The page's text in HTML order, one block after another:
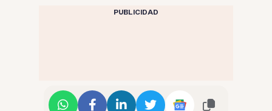
PUBLICIDAD